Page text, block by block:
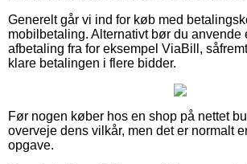
Generelt går vi ind for køb med
mobilbetaling. Alternativt bør du anvende
afbetaling fra for eksempel ViaBill,
klare betalingen i flere bidder.
Før nogen køber hos en shop på nettet
overveje dens vilkår, men det er normalt
opgave.